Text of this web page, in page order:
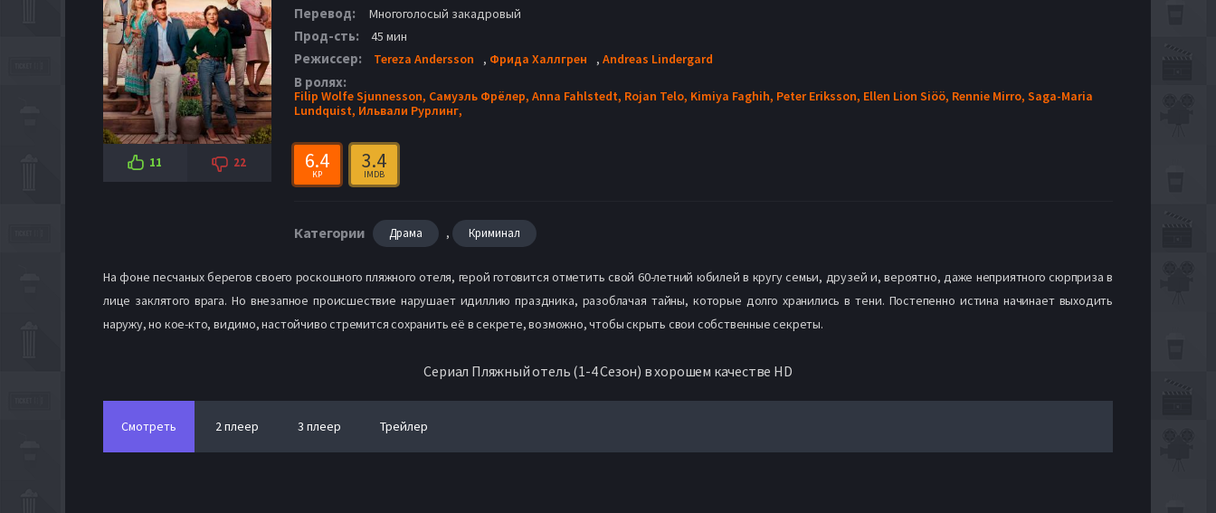
11 22
Перевод: Многоголосый закадровый
Прод-сть: 45 мин
Режиссер: Tereza Andersson , Фрида Халлгрен , Andreas Lindergard
В ролях:
Filip Wolfe Sjunnesson, Самуэль Фрёлер, Anna Fahlstedt, Rojan Telo, Kimiya Faghih, Peter Eriksson, Ellen Lion Siöö, Rennie Mirro, Saga-Maria
Lundquist, Ильвали Рурлинг,
6.4
KP
3.4
IMDB
Категории Драма , Криминал
На фоне песчаных берегов своего роскошного пляжного отеля, герой готовится отметить свой 60-летний юбилей в кругу семьи, друзей и, вероятно, даже неприятного сюрприза в
лице заклятого врага. Но внезапное происшествие нарушает идиллию праздника, разоблачая тайны, которые долго хранились в тени. Постепенно истина начинает выходить
наружу, но кое-кто, видимо, настойчиво стремится сохранить её в секрете, возможно, чтобы скрыть свои собственные секреты.
Сериал Пляжный отель (1-4 Сезон) в хорошем качестве HD
Смотреть 2 плеер 3 плеер Трейлер